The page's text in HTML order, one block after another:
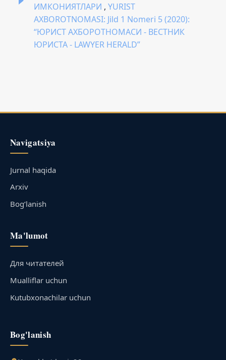
ИМКOНИЯТЛАРИ , YURIST
AXBOROTNOMASI: Jild 1 Nomeri 5 (2020):
“ЮРИСТ АХБОРОТНОМАСИ - ВЕСТНИК
ЮРИСТА - LAWYER HERALD”
Navigatsiya
Jurnal haqida
Arxiv
Bog‘lanish
Ma'lumot
Для читателей
Mualliflar uchun
Kutubxonachilar uchun
Bog'lanish